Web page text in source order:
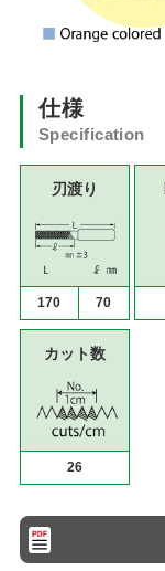
仕様
Specification
刃渡り
170 70
カット数
26